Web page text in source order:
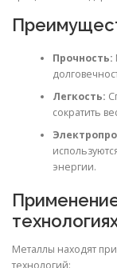
Прочность:
Легкость:
сократить
энергии.
Металлы находят